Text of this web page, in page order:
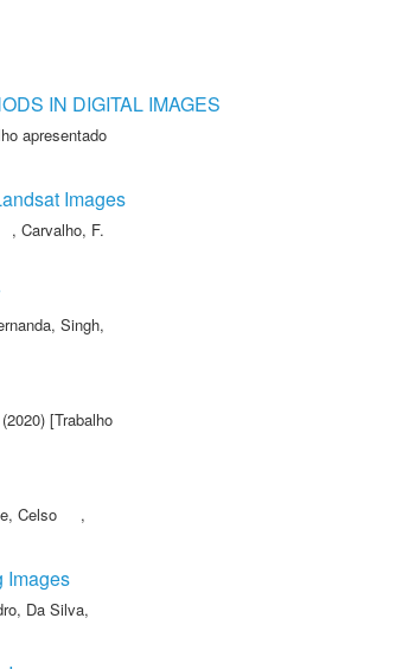
IN DIGITAL IMAGES
apresentado
Images
, Carvalho, F.
, Singh,
(2020) [Trabalho
Celso
,
Images
, Da Silva,